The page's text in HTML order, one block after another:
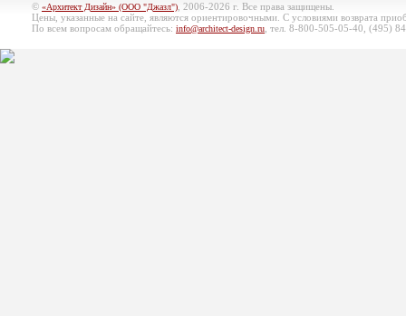
© «Архитект Дизайн» (ООО "Джазл") , 2006-2026 г. Все права защищены.
Цены, указанные на сайте, являются ориентировочными. С условиями возврата
По всем вопросам обращайтесь: info@architect-design.ru , тел. 8-800-505-05-40, (495)